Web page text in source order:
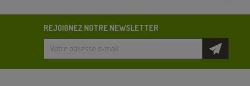
REJOIGNEZ NOTRE NEWSLETTER